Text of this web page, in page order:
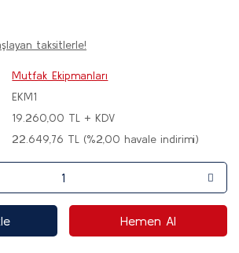
taksitlerle!
Mutfak Ekipmanları
EKM1
19.260,00 TL + KDV
22.649,76 TL (%2,00 havale indirimi)
Hemen Al